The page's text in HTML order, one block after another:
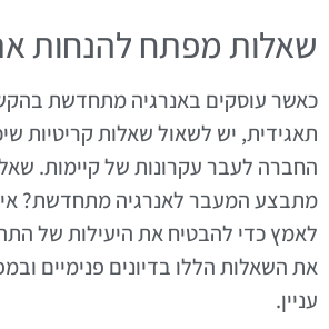
שאלות מפתח להנחות
כאשר עוסקים באנרגיה מתחדשת
תאגידית, יש לשאול שאלות קריטיות
החברה לעבר עקרונות של קיימות.
מתבצע המעבר לאנרגיה מתחדשת?
לאמץ כדי להבטיח את היעילות של
את השאלות הללו בדיונים פנימיים
עניין.